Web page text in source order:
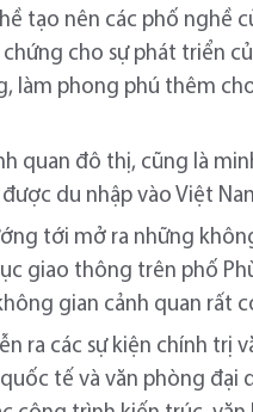
tạo nên các phố nghề
cho sự phát triển
phong phú thêm
quan đô thị, cũng là
du nhập vào Việt
tới mở ra những
giao thông trên phố
gian cảnh quan rất
ra các sự kiện chính trị
tế và văn phòng đại